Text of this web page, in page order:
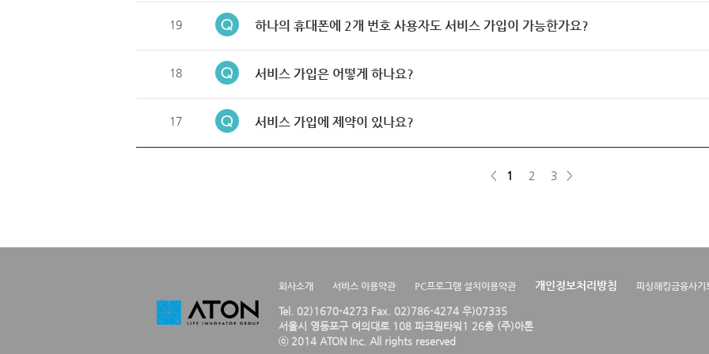
19 하나의 휴대폰에 2개 번호 사용자도 서비스 가입이 가능한가요?
18 서비스 가입은 어떻게 하나요?
17 서비스 가입에 제약이 있나요?
< 1 2 3 >
회사소개 서비스 이용약관 PC프로그램 설치이용약관 개인정보처리방침 피싱해킹금융사기
Tel. 02)1670-4273 Fax. 02)786-4274 우)07335
서울시 영등포구 여의대로 108 파크원타워1 26층 (주)아톤
ⓒ 2014 ATON Inc. All rights reserved